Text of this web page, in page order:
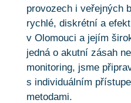
provozech i veřejných
rychlé, diskrétní a
v Olomouci a jejím
jedná o akutní zásah
monitoring, jsme
s individuálním
metodami.